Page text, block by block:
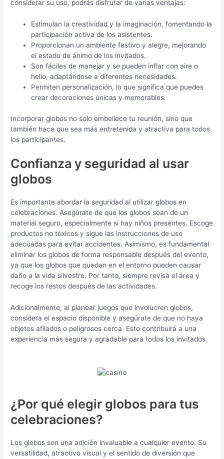
considerar su uso, podrás disfrutar de varias ventajas:
Estimulan la creatividad y la imaginación, fomentando la
participación activa de los asistentes.
Proporcionan un ambiente festivo y alegre, mejorando
el estado de ánimo de los invitados.
Son fáciles de manejar y se pueden inflar con aire o
helio, adaptándose a diferentes necesidades.
Permiten personalización, lo que significa que puedes
crear decoraciones únicas y memorables.
Incorporar globos no solo embellece tu reunión, sino que
también hace que sea más entretenida y atractiva para todos
los participantes.
Confianza y seguridad al usar
globos
Es importante abordar la seguridad al utilizar globos en
celebraciones. Asegúrate de que los globos sean de un
material seguro, especialmente si hay niños presentes. Escoge
productos no tóxicos y sigue las instrucciones de uso
adecuadas para evitar accidentes. Asimismo, es fundamental
eliminar los globos de forma responsable después del evento,
ya que los globos que quedan en el entorno pueden causar
daño a la vida silvestre. Por tanto, siempre revisa el área y
recoge los restos después de las actividades.
Adicionalmente, al planear juegos que involucren globos,
considera el espacio disponible y asegúrate de que no haya
objetos afilados o peligrosos cerca. Esto contribuirá a una
experiencia más segura y agradable para todos los invitados.
¿Por qué elegir globos para tus
celebraciones?
Los globos son una adición invaluable a cualquier evento. Su
versatilidad, atractivo visual y el sentido de diversión que